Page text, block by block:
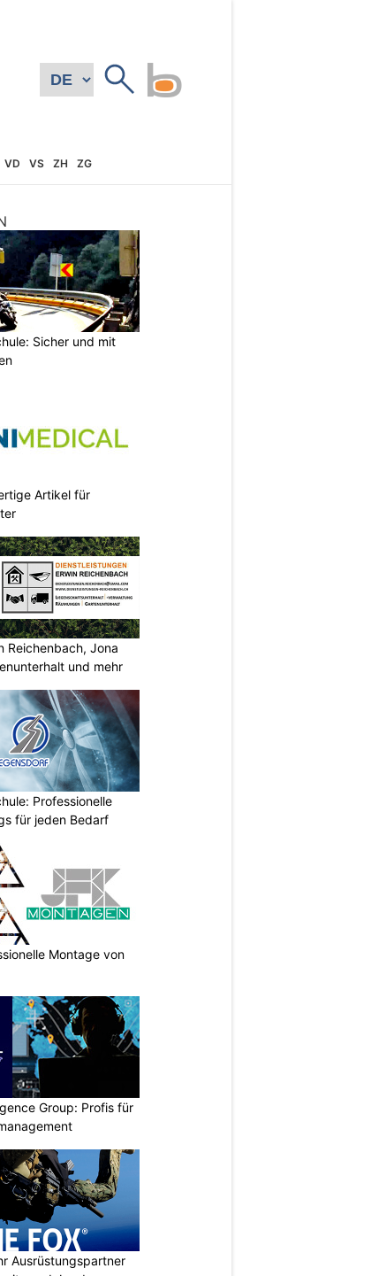
VD VS ZH ZG
Sicher und mit
Artikel für
Reichenbach, Jona
und mehr
Professionelle
für jeden Bedarf
Montage von
Group: Profis für
Ausrüstungspartner